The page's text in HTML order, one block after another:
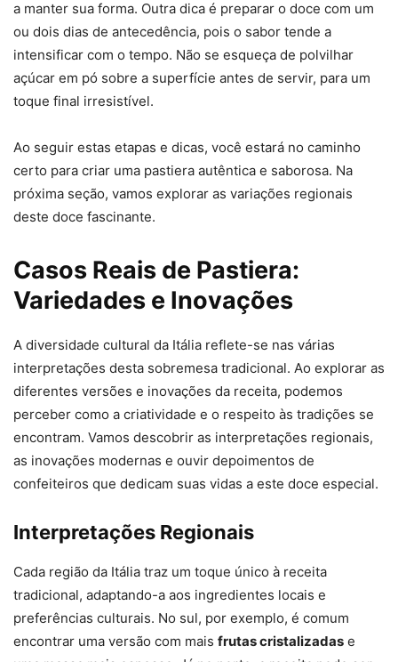
a manter sua forma. Outra dica é preparar o doce com um
ou dois dias de antecedência, pois o sabor tende a
intensificar com o tempo. Não se esqueça de polvilhar
açúcar em pó sobre a superfície antes de servir, para um
toque final irresistível.
Ao seguir estas etapas e dicas, você estará no caminho
certo para criar uma pastiera autêntica e saborosa. Na
próxima seção, vamos explorar as variações regionais
deste doce fascinante.
Casos Reais de Pastiera:
Variedades e Inovações
A diversidade cultural da Itália reflete-se nas várias
interpretações desta sobremesa tradicional. Ao explorar as
diferentes versões e inovações da receita, podemos
perceber como a criatividade e o respeito às tradições se
encontram. Vamos descobrir as interpretações regionais,
as inovações modernas e ouvir depoimentos de
confeiteiros que dedicam suas vidas a este doce especial.
Interpretações Regionais
Cada região da Itália traz um toque único à receita
tradicional, adaptando-a aos ingredientes locais e
preferências culturais. No sul, por exemplo, é comum
encontrar uma versão com mais frutas cristalizadas e